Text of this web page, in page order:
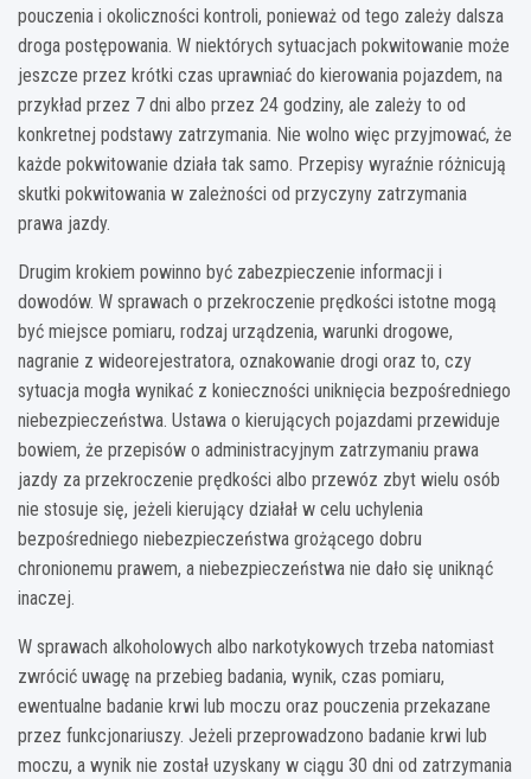
pouczenia i okoliczności kontroli, ponieważ od tego zależy dalsza
droga postępowania. W niektórych sytuacjach pokwitowanie może
jeszcze przez krótki czas uprawniać do kierowania pojazdem, na
przykład przez 7 dni albo przez 24 godziny, ale zależy to od
konkretnej podstawy zatrzymania. Nie wolno więc przyjmować, że
każde pokwitowanie działa tak samo. Przepisy wyraźnie różnicują
skutki pokwitowania w zależności od przyczyny zatrzymania
prawa jazdy.
Drugim krokiem powinno być zabezpieczenie informacji i
dowodów. W sprawach o przekroczenie prędkości istotne mogą
być miejsce pomiaru, rodzaj urządzenia, warunki drogowe,
nagranie z wideorejestratora, oznakowanie drogi oraz to, czy
sytuacja mogła wynikać z konieczności uniknięcia bezpośredniego
niebezpieczeństwa. Ustawa o kierujących pojazdami przewiduje
bowiem, że przepisów o administracyjnym zatrzymaniu prawa
jazdy za przekroczenie prędkości albo przewóz zbyt wielu osób
nie stosuje się, jeżeli kierujący działał w celu uchylenia
bezpośredniego niebezpieczeństwa grożącego dobru
chronionemu prawem, a niebezpieczeństwa nie dało się uniknąć
inaczej.
W sprawach alkoholowych albo narkotykowych trzeba natomiast
zwrócić uwagę na przebieg badania, wynik, czas pomiaru,
ewentualne badanie krwi lub moczu oraz pouczenia przekazane
przez funkcjonariuszy. Jeżeli przeprowadzono badanie krwi lub
moczu, a wynik nie został uzyskany w ciągu 30 dni od zatrzymania